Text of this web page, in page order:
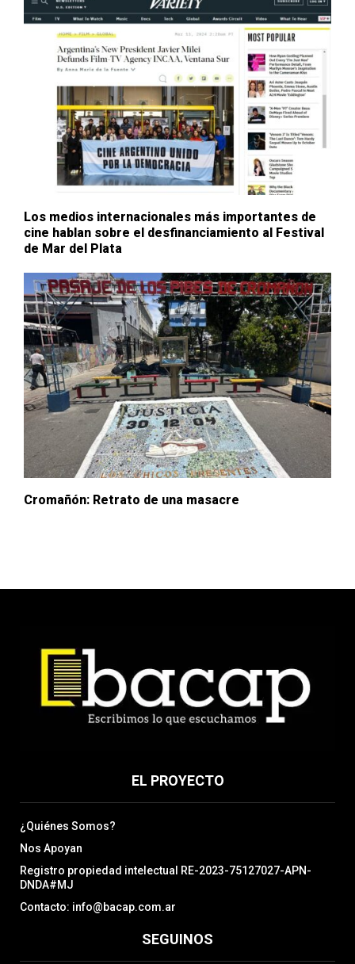
Los medios internacionales más importantes de
cine hablan sobre el desfinanciamiento al Festival
de Mar del Plata
Cromañón: Retrato de una masacre
EL PROYECTO
¿Quiénes Somos?
Nos Apoyan
Registro propiedad intelectual RE-2023-75127027-APN-
DNDA#MJ
Contacto: info@bacap.com.ar
SEGUINOS